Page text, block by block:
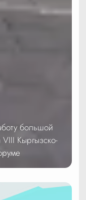
большой
Кыргызско-